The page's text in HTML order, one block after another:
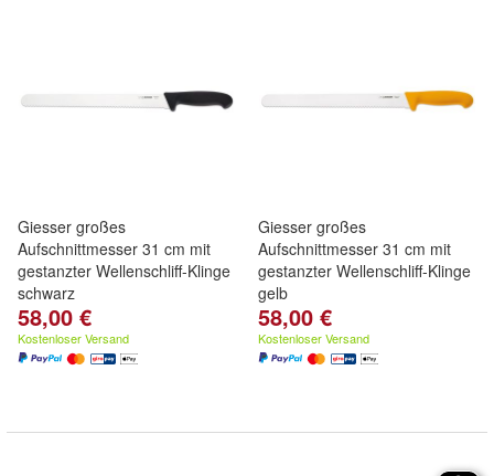
Giesser großes
Aufschnittmesser 31 cm mit
gestanzter Wellenschliff-Klinge
schwarz
58,00 €
Kostenloser Versand
Giesser großes
Aufschnittmesser 31 cm mit
gestanzter Wellenschliff-Klinge
gelb
58,00 €
Kostenloser Versand